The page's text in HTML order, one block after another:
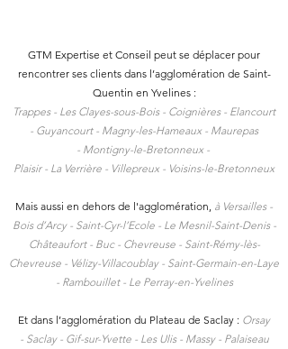
GTM Expertise et Conseil peut se déplacer pour
rencontrer ses clients dans l’agglomération de Saint-
Quentin en Yvelines :
Trappes - Les Clayes-sous-Bois - Coignières - Elancourt
- Guyancourt - Magny-les-Hameaux - Maurepas
- Montigny-le-Bretonneux -
Plaisir - La Verrière - Villepreux - Voisins-le-Bretonneux
Mais aussi en dehors de l'agglomération, à Versailles -
Bois d’Arcy - Saint-Cyr-l’Ecole - Le Mesnil-Saint-Denis -
Châteaufort - Buc - Chevreuse - Saint-Rémy-lès-
Chevreuse - Vélizy-Villacoublay - Saint-Germain-en-Laye
- Rambouillet - Le Perray-en-Yvelines
Et dans l’agglomération du Plateau de Saclay : Orsay
- Saclay - Gif-sur-Yvette - Les Ulis - Massy - Palaiseau